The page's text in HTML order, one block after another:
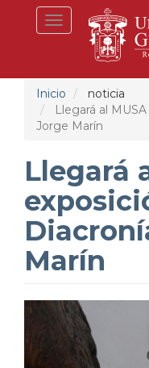
Toggle
navigation
Inicio
noticia
Llegará al
Jorge Marín
Llegará
Marín